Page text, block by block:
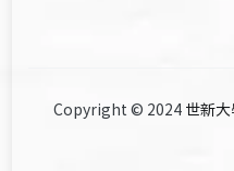
Copyright © 2024 世新